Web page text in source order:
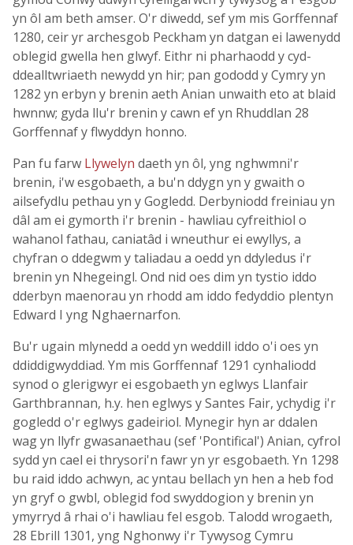
yn ôl am beth amser. O'r diwedd, sef ym mis Gorffennaf
1280, ceir yr archesgob Peckham yn datgan ei lawenydd
oblegid gwella hen glwyf. Eithr ni pharhaodd y cyd-
ddealltwriaeth newydd yn hir; pan gododd y Cymry yn
1282 yn erbyn y brenin aeth Anian unwaith eto at blaid
hwnnw; gyda llu'r brenin y cawn ef yn Rhuddlan 28
Gorffennaf y flwyddyn honno.
Pan fu farw Llywelyn daeth yn ôl, yng nghwmni'r
brenin, i'w esgobaeth, a bu'n ddygn yn y gwaith o
ailsefydlu pethau yn y Gogledd. Derbyniodd freiniau yn
dâl am ei gymorth i'r brenin - hawliau cyfreithiol o
wahanol fathau, caniatâd i wneuthur ei ewyllys, a
chyfran o ddegwm y taliadau a oedd yn ddyledus i'r
brenin yn Nhegeingl. Ond nid oes dim yn tystio iddo
dderbyn maenorau yn rhodd am iddo fedyddio plentyn
Edward I yng Nghaernarfon.
Bu'r ugain mlynedd a oedd yn weddill iddo o'i oes yn
ddiddigwyddiad. Ym mis Gorffennaf 1291 cynhaliodd
synod o glerigwyr ei esgobaeth yn eglwys Llanfair
Garthbrannan, h.y. hen eglwys y Santes Fair, ychydig i'r
gogledd o'r eglwys gadeiriol. Mynegir hyn ar ddalen
wag yn llyfr gwasanaethau (sef 'Pontifical') Anian, cyfrol
sydd yn cael ei thrysori'n fawr yn yr esgobaeth. Yn 1298
bu raid iddo achwyn, ac yntau bellach yn hen a heb fod
yn gryf o gwbl, oblegid fod swyddogion y brenin yn
ymyrryd â rhai o'i hawliau fel esgob. Talodd wrogaeth,
28 Ebrill 1301, yng Nghonwy i'r Tywysog Cymru